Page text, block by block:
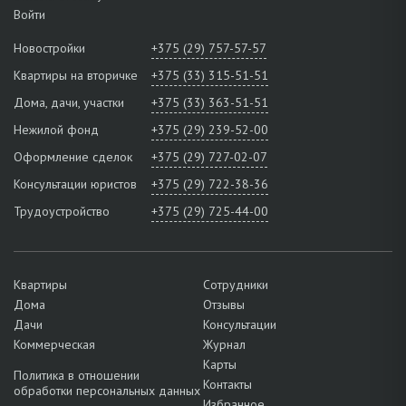
Войти
Новостройки
+375 (29) 757-57-57
Квартиры на вторичке
+375 (33) 315-51-51
Дома, дачи, участки
+375 (33) 363-51-51
Нежилой фонд
+375 (29) 239-52-00
Оформление сделок
+375 (29) 727-02-07
Консультации юристов
+375 (29) 722-38-36
Трудоустройство
+375 (29) 725-44-00
Квартиры
Дома
Дачи
Коммерческая
Политика в отношении
обработки персональных данных
Сотрудники
Отзывы
Консультации
Журнал
Карты
Контакты